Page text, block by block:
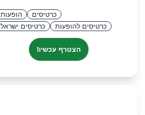
כרטיסים
הופעות
כרטיסים להופעות
כרטיסים ישראל
הצטרף עכשיו!